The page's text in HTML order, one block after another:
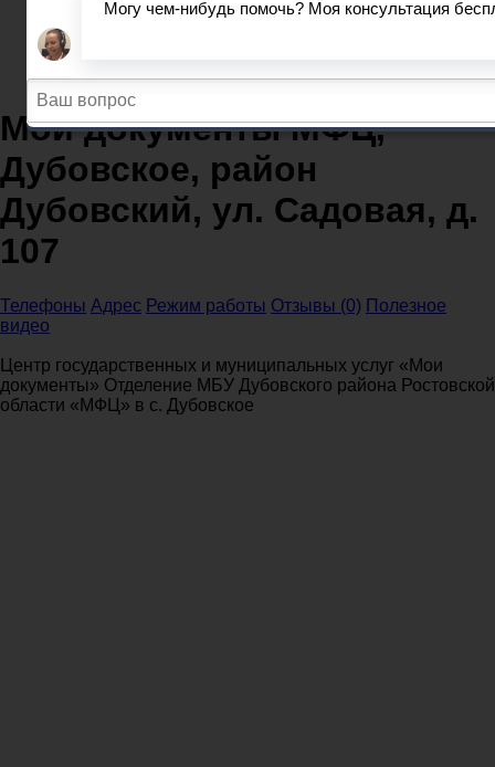
Ростовская область
Мои документы МФЦ, Дубовское, район Дубовский,
ул. Садовая, д. 107
Мои документы МФЦ,
Дубовское, район
Дубовский, ул. Садовая, д.
107
Телефоны Адрес Режим работы Отзывы (0) Полезное
видео
Центр государственных и муниципальных услуг «Мои
документы» Отделение МБУ Дубовского района Ростовской
области «МФЦ» в с. Дубовское